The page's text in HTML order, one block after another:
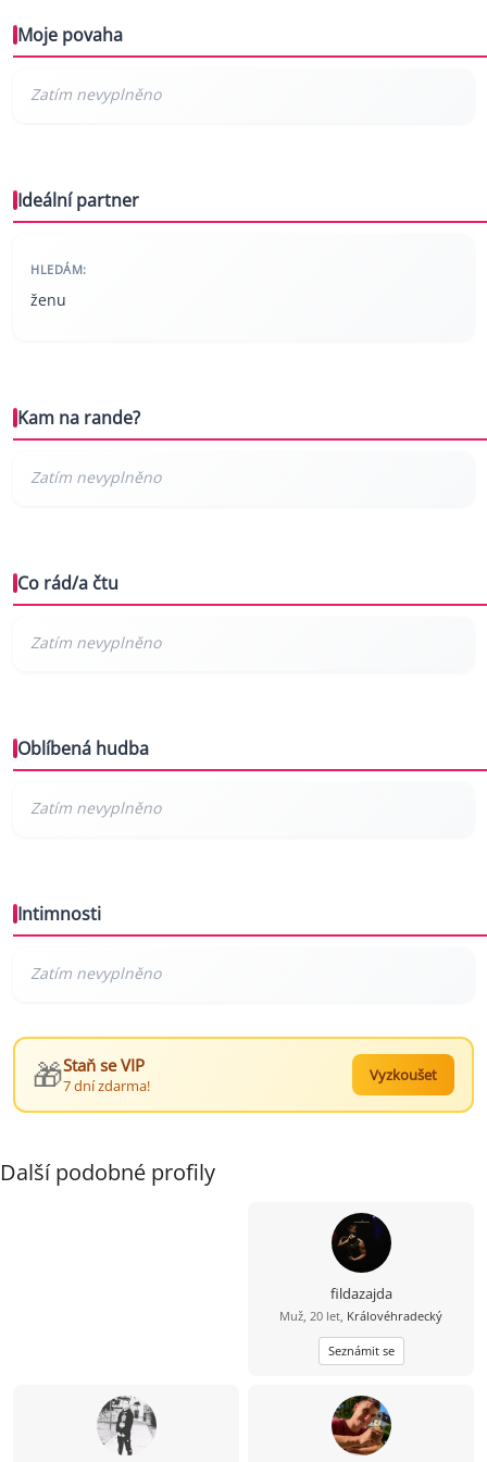
Moje povaha
Ideální partner
HLEDÁM:
ženu
Kam na rande?
Co rád/a čtu
Oblíbená hudba
Intimnosti
🎁Staň se VIP
7 dní zdarma!
Vyzkoušet
Další podobné profily
fildazajda
Muž, 20 let, Královéhradecký
Seznámit se